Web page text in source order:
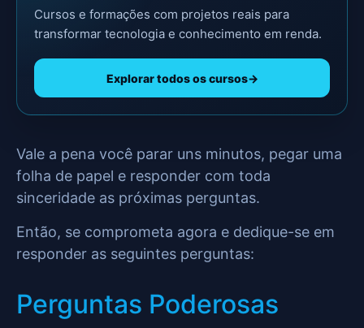
Cursos e formações com projetos reais para
transformar tecnologia e conhecimento em renda.
Explorar todos os cursos→
Vale a pena você parar uns minutos, pegar uma
folha de papel e responder com toda
sinceridade as próximas perguntas.
Então, se comprometa agora e dedique-se em
responder as seguintes perguntas:
Perguntas Poderosas